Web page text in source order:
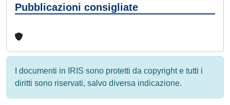
Pubblicazioni consigliate
I documenti in IRIS sono protetti da copyright e tutti i
diritti sono riservati, salvo diversa indicazione.